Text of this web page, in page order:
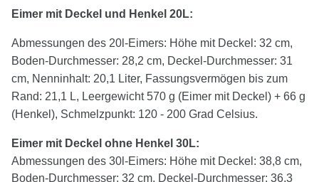
Eimer mit Deckel und Henkel 20L:
Abmessungen des 20l-Eimers: Höhe mit Deckel: 32 cm,
Boden-Durchmesser: 28,2 cm, Deckel-Durchmesser: 31
cm, Nenninhalt: 20,1 Liter, Fassungsvermögen bis zum
Rand: 21,1 L, Leergewicht 570 g (Eimer mit Deckel) + 66 g
(Henkel), Schmelzpunkt: 120 - 200 Grad Celsius.
Eimer mit Deckel ohne Henkel 30L:
Abmessungen des 30l-Eimers: Höhe mit Deckel: 38,8 cm,
Boden-Durchmesser: 32 cm, Deckel-Durchmesser: 36,3